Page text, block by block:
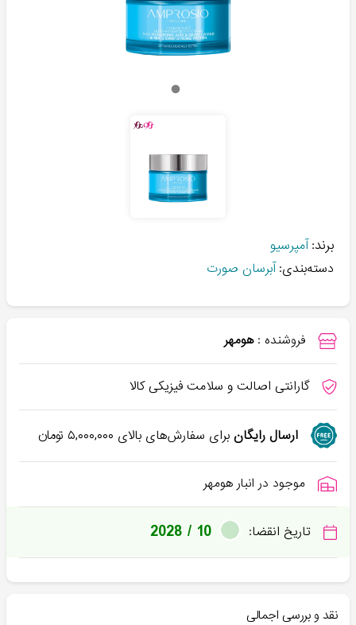
برند: آمپرسیو
دسته‌بندی: آبرسان صورت
فروشنده : هومهر
گارانتی اصالت و سلامت فیزیکی کالا
ارسال رایگانبرای سفارش‌های بالای ۵,۰۰۰,۰۰۰تومان
موجود در انبار هومهر
تاریخ انقضا: 2028 / 10
نقد و بررسی اجمالی